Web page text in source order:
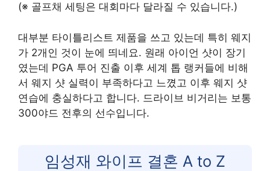
(※ 골프채 세팅은 대회마다 달라질 수 있습니다.)
대부분 타이틀리스트 제품을 쓰고 있는데 특히 웨지
가 2개인 것이 눈에 띄네요. 원래 아이언 샷이 장기
였는데 PGA 투어 진출 이후 세계 톱 랭커들에 비해
서 웨지 샷 실력이 부족하다고 느꼈고 이후 웨지 샷
연습에 충실하다고 합니다. 드라이브 비거리는 보통
300야드 전후의 선수입니다.
임성재 와이프 결혼 A to Z